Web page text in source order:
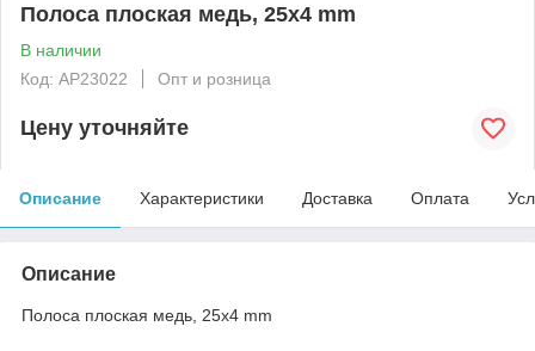
Полоса плоская медь, 25x4 mm
В наличии
Код: АР23022
Опт и розница
Цену уточняйте
Описание Характеристики Доставка Оплата
Описание
Полоса плоская медь, 25x4 mm